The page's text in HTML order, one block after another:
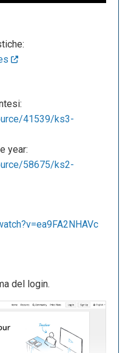
41539/ks3-
year:
58675/ks2-
del login.